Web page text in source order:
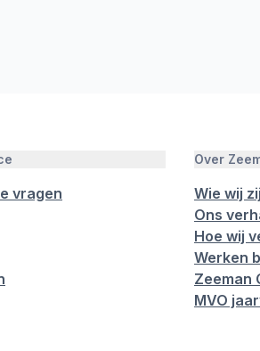
vragen
Over
Wie wij
Ons
Hoe wij
Werken
Zeeman
MVO